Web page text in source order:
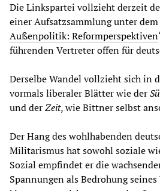
Die Linkspartei vollzieht derzeit
einer Aufsatzsammlung unter
Außenpolitik: Reformperspektiven
führenden Vertreter offen für
Derselbe Wandel vollzieht sich in
vormals liberaler Blätter wie der
und derZeit, wie Bittner selbst
Der Hang des wohlhabenden
Militarismus hat sowohl soziale
Sozial empfindet er die
Spannungen als Bedrohung